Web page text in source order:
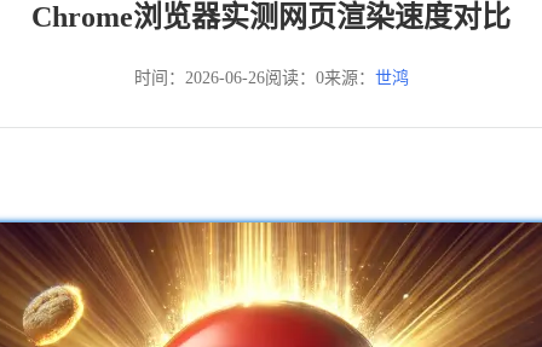
Chrome浏览器实测网页渲染速度对比
时间：2026-06-26阅读：0来源： 世鸿